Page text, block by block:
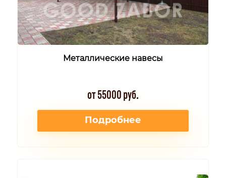
Металлические навесы
от 55000 руб.
Подробнее